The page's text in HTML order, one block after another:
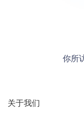
你所
关于我们